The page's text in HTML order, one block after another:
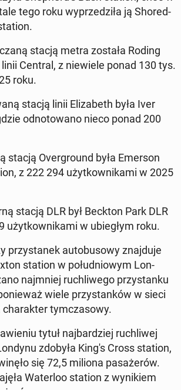
tego roku wyprzedz­iła ją Shored­
stacją metra została Roding
Central, z niewiele ponad 130 tys.
roku.
stacją linii Eliz­a­beth była Iver
odno­towano nieco ponad 200
stacją Over­ground była Emerson
z 222 294 użytkown­ika­mi w 2025
stacją DLR był Beckton Park DLR
użytkown­ika­mi w ubiegłym roku.
przys­tanek au­to­bu­sowy zna­j­du­je
station w połud­niowym Lon­
na­jm­niej ruch­li­wego przys­tanku
wiele przys­tanków w sieci
tym­cza­sowy.
tytuł na­jbardziej ruch­li­wej
zdobyła King's Cross station,
się 72,5 miliona pasażerów.
Wa­ter­loo station z wynikiem